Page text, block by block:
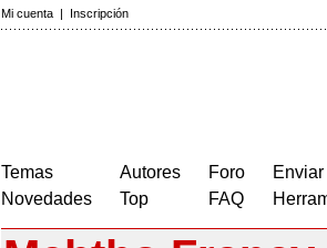
Mi cuenta | Inscripción
Temas
Novedades
Autores
Top
Foro
FAQ